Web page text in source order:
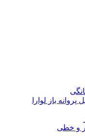
باز لوارا
و خطی